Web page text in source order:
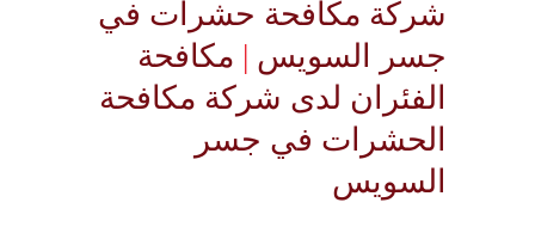
شركة مكافحة حشرات في
جسر السويس | مكافحة
الفئران لدى شركة مكافحة
الحشرات في جسر
السويس